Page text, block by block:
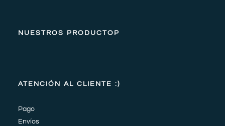
NUESTROS PRODUCTOP
ATENCIÓN AL CLIENTE :)
Pago
Envíos